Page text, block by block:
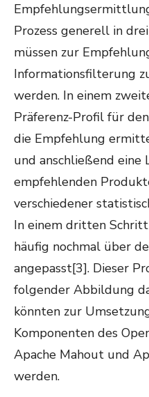
Prozess generell in
müssen zur
Informationsfilterung
werden. In einem
Präferenz-Profil für
die Empfehlung
und anschließend eine
empfehlenden
verschiedener
In einem dritten
häufig nochmal über
angepasst[3]. Dieser
folgender Abbildung
könnten zur
Komponenten des
Apache Mahout und
werden.